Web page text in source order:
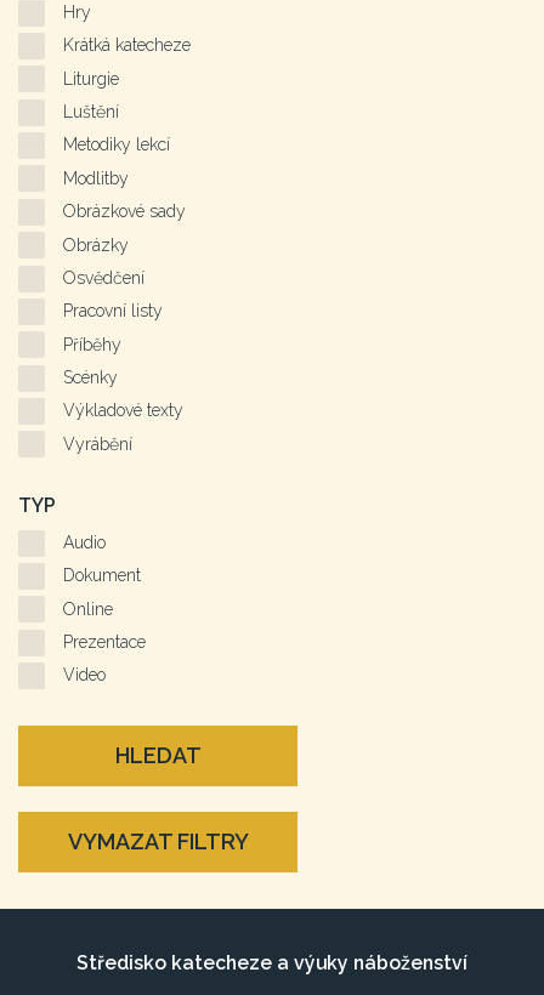
Hry
Krátká katecheze
Liturgie
Luštění
Metodiky lekcí
Modlitby
Obrázkové sady
Obrázky
Osvědčení
Pracovní listy
Příběhy
Scénky
Výkladové texty
Vyrábění
TYP
Audio
Dokument
Online
Prezentace
Video
HLEDAT
VYMAZAT FILTRY
Středisko katecheze a výuky náboženství